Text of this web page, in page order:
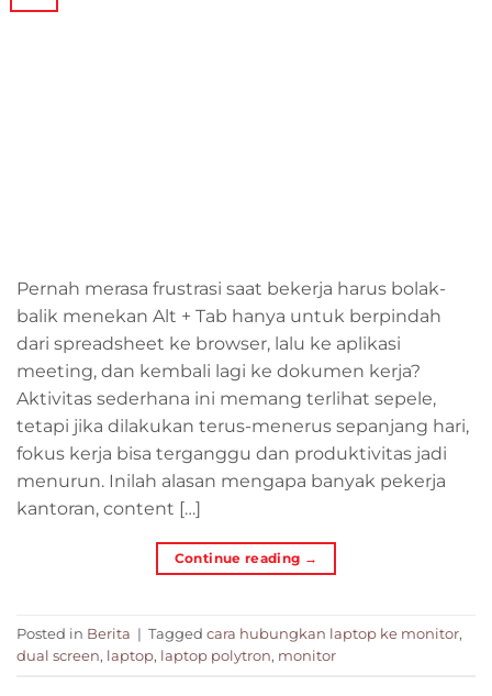
Pernah merasa frustrasi saat bekerja harus bolak-
balik menekan Alt + Tab hanya untuk berpindah
dari spreadsheet ke browser, lalu ke aplikasi
meeting, dan kembali lagi ke dokumen kerja?
Aktivitas sederhana ini memang terlihat sepele,
tetapi jika dilakukan terus-menerus sepanjang hari,
fokus kerja bisa terganggu dan produktivitas jadi
menurun. Inilah alasan mengapa banyak pekerja
kantoran, content […]
Continue reading →
Posted in Berita | Tagged cara hubungkan laptop ke monitor,
dual screen, laptop, laptop polytron, monitor